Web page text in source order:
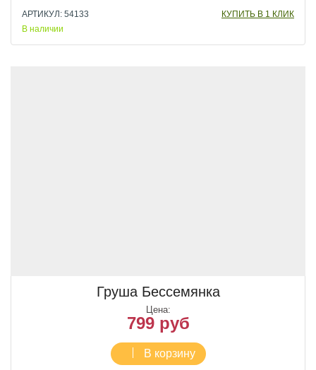
АРТИКУЛ: 54133
КУПИТЬ В 1 КЛИК
В наличии
Груша Бессемянка
Цена:
799 руб
В корзину